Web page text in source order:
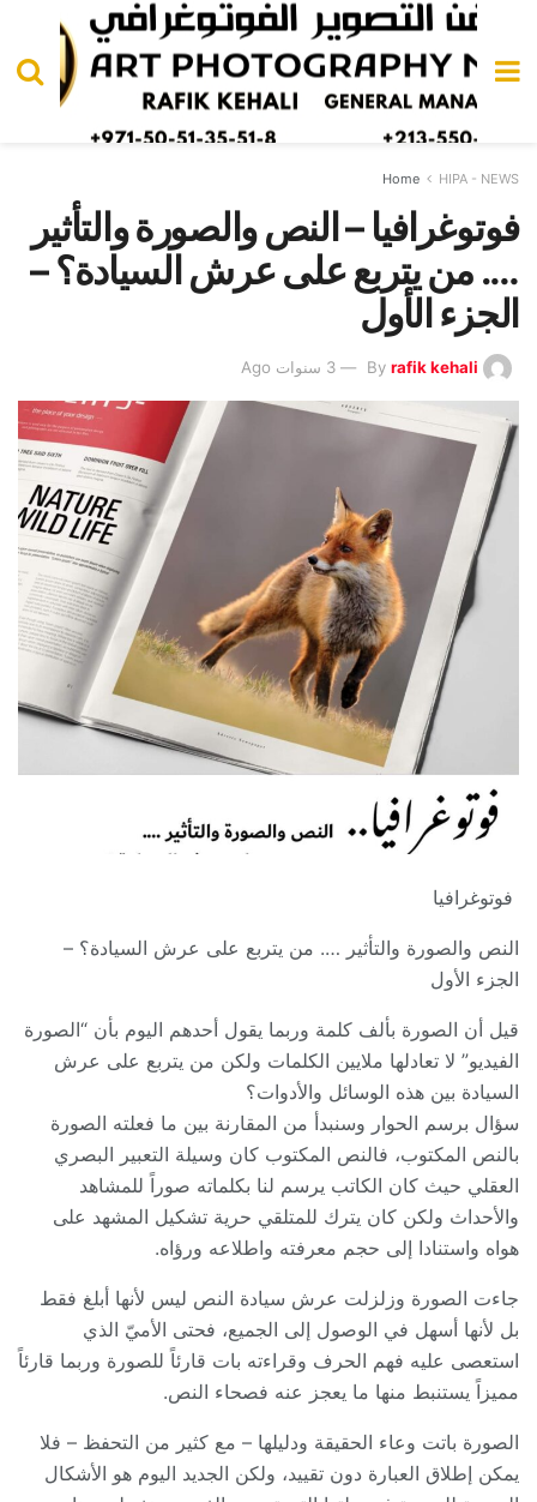
Home HIPA - NEWS
فوتوغرافيا – النص والصورة والتأثير
…. من يتربع على عرش السيادة؟ –
الجزء الأول
By rafik kehali 3 سنوات Ago
فوتوغرافيا
النص والصورة والتأثير …. من يتربع على عرش السيادة؟ –
الجزء الأول
قيل أن الصورة بألف كلمة وربما يقول أحدهم اليوم بأن “الصورة
الفيديو” لا تعادلها ملايين الكلمات ولكن من يتربع على عرش
السيادة بين هذه الوسائل والأدوات؟
سؤال برسم الحوار وسنبدأ من المقارنة بين ما فعلته الصورة
بالنص المكتوب، فالنص المكتوب كان وسيلة التعبير البصري
العقلي حيث كان الكاتب يرسم لنا بكلماته صوراً للمشاهد
والأحداث ولكن كان يترك للمتلقي حرية تشكيل المشهد على
هواه واستنادا إلى حجم معرفته واطلاعه ورؤاه.
جاءت الصورة وزلزلت عرش سيادة النص ليس لأنها أبلغ فقط
بل لأنها أسهل في الوصول إلى الجميع، فحتى الأميّ الذي
استعصى عليه فهم الحرف وقراءته بات قارئاً للصورة وربما قارئاً
مميزاً يستنبط منها ما يعجز عنه فصحاء النص.
الصورة باتت وعاء الحقيقة ودليلها – مع كثير من التحفظ – فلا
يمكن إطلاق العبارة دون تقييد، ولكن الجديد اليوم هو الأشكال